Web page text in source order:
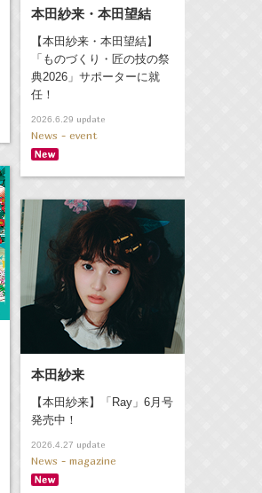
本田紗来・本田望結
【本田紗来・本田望結】
「ものづくり・匠の技の祭
典2026」サポーターに就
任！
2026.6.29 update
News - event
本田紗来
【本田紗来】「Ray」6月号
発売中！
2026.4.27 update
News - magazine